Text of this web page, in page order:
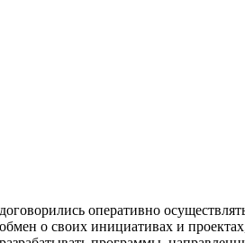
договорились оперативно
обмен о своих инициативах и